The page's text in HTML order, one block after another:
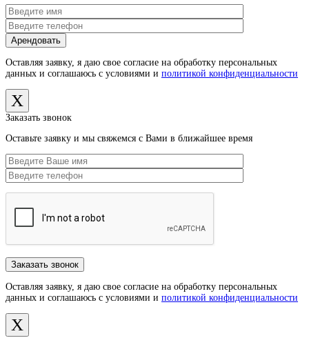
Оставляя заявку, я даю свое согласие на обработку персональных
данных и соглашаюсь с условиями и политикой конфиденциальности
X
Заказать звонок
Оставьте заявку и мы свяжемся с Вами в ближайшее время
Оставляя заявку, я даю свое согласие на обработку персональных
данных и соглашаюсь с условиями и политикой конфиденциальности
X